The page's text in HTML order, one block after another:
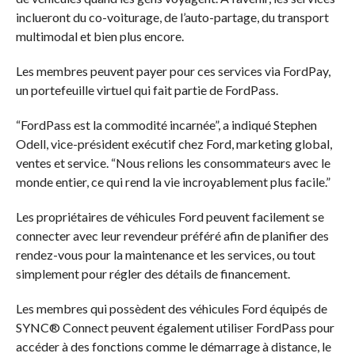
inclueront du co-voiturage, de l’auto-partage, du transport
multimodal et bien plus encore.
Les membres peuvent payer pour ces services via FordPay,
un portefeuille virtuel qui fait partie de FordPass.
“FordPass est la commodité incarnée”, a indiqué Stephen
Odell, vice-président exécutif chez Ford, marketing global,
ventes et service. “Nous relions les consommateurs avec le
monde entier, ce qui rend la vie incroyablement plus facile.”
Les propriétaires de véhicules Ford peuvent facilement se
connecter avec leur revendeur préféré afin de planifier des
rendez-vous pour la maintenance et les services, ou tout
simplement pour régler des détails de financement.
Les membres qui possèdent des véhicules Ford équipés de
SYNC® Connect peuvent également utiliser FordPass pour
accéder à des fonctions comme le démarrage à distance, le